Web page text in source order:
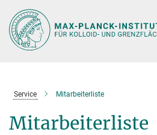
Hauptinhalt
Service Mitarbeiterliste
Mitarbeiterliste